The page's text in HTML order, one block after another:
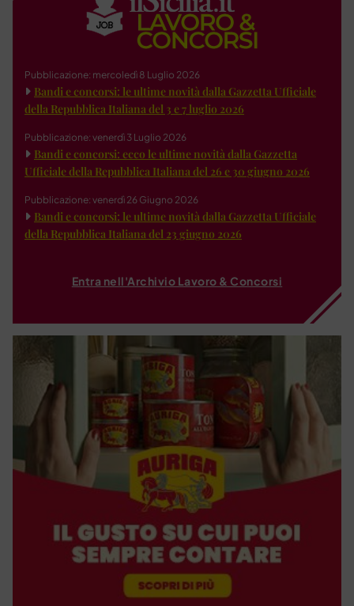
Pubblicazione: mercoledì 8 Luglio 2026
Bandi e concorsi: le ultime novità dalla Gazzetta Ufficiale
della Repubblica Italiana del 3 e 7 luglio 2026
Pubblicazione: venerdì 3 Luglio 2026
Bandi e concorsi: ecco le ultime novità dalla Gazzetta
Ufficiale della Repubblica Italiana del 26 e 30 giugno 2026
Pubblicazione: venerdì 26 Giugno 2026
Bandi e concorsi: le ultime novità dalla Gazzetta Ufficiale
della Repubblica Italiana del 23 giugno 2026
Entra nell'Archivio Lavoro & Concorsi